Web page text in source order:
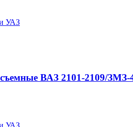
ВАЗ 2101-2109/